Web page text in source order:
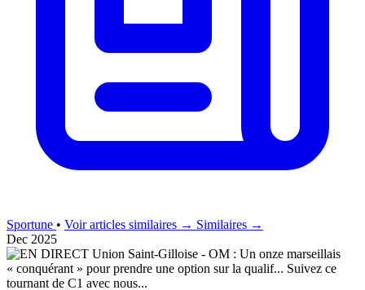
Sportune • Voir articles similaires → Similaires →
Dec 2025